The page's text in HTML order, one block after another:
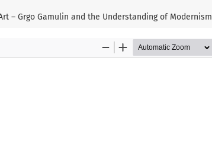
– Grgo Gamulin and the Understanding of Modernism